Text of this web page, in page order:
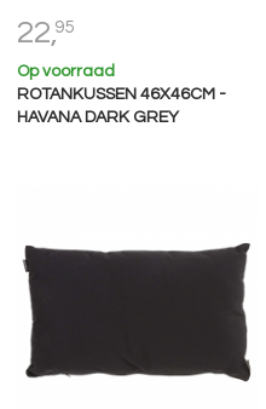
22,95
Op voorraad
ROTANKUSSEN 46X46CM -
HAVANA DARK GREY